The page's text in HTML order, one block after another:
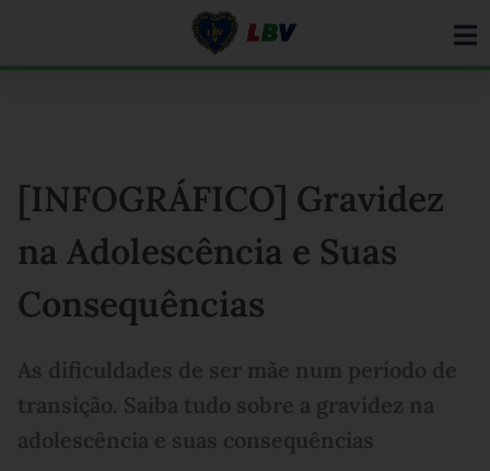
[INFOGRÁFICO] Gravidez
na Adolescência e Suas
Consequências
As dificuldades de ser mãe num período de
transição. Saiba tudo sobre a gravidez na
adolescência e suas consequências